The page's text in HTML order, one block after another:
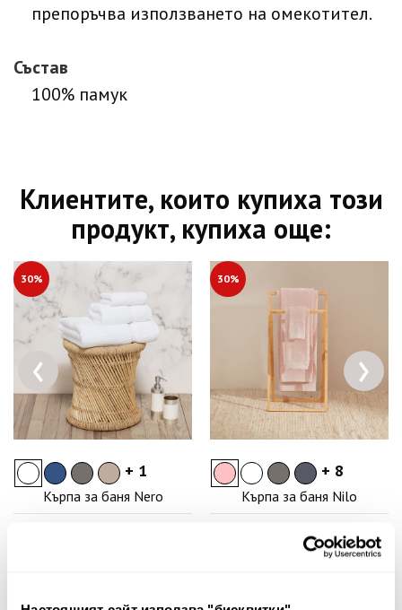
препоръчва използването на омекотител.
Състав
100% памук
Клиентите, които купиха този
продукт, купиха още:
30%
+ 1
Кърпа за баня Nero
30%
+ 8
Кърпа за баня Nilo
13.69лв.
4.90€ 9.58лв.
‹ ›